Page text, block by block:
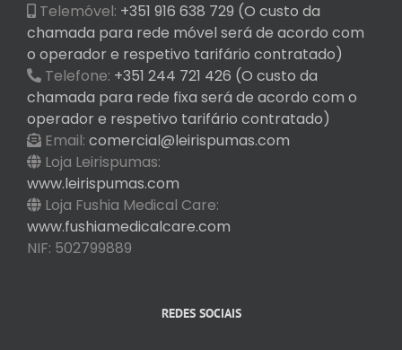
Telemóvel: +351 916 638 729 (O custo da
chamada para rede móvel será de acordo com
o operador e respetivo tarifário contratado)
Telefone: +351 244 721 426 (O custo da
chamada para rede fixa será de acordo com o
operador e respetivo tarifário contratado)
Email: comercial@leirispumas.com
Loja Leirispumas:
www.leirispumas.com
Loja Fushia Medical Care:
www.fushiamedicalcare.com
NIF: 502799889
REDES SOCIAIS